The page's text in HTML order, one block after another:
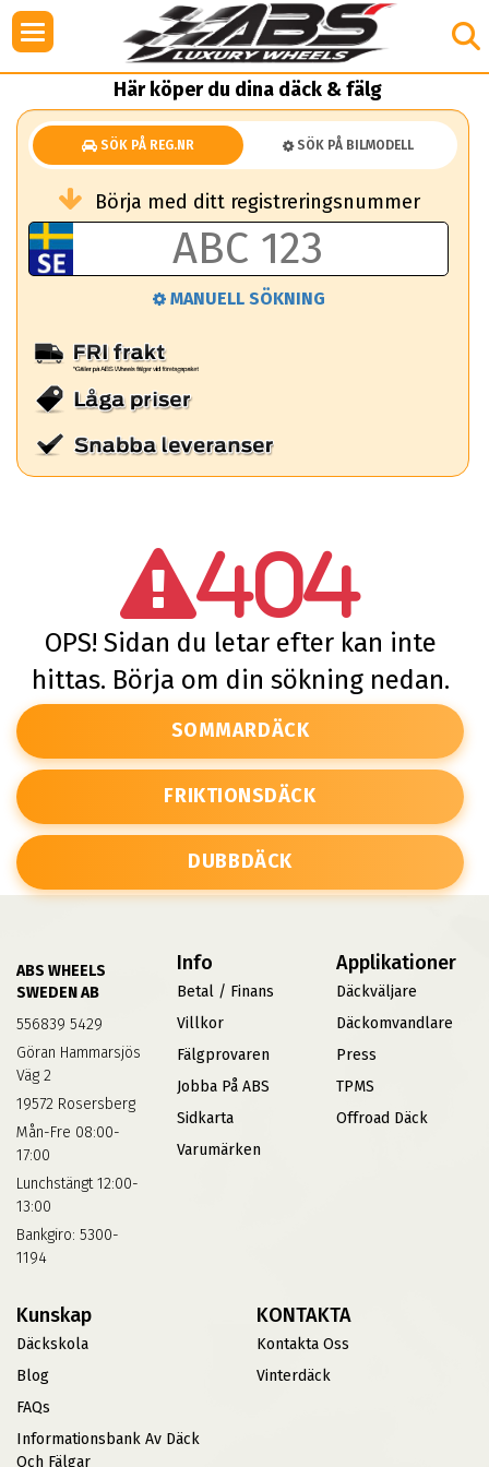
Här köper du dina däck & fälg
SÖK PÅ REG.NR SÖK PÅ BILMODELL
Börja med ditt registreringsnummer
MANUELL SÖKNING
404
OPS! Sidan du letar efter kan inte
hittas. Börja om din sökning nedan.
SOMMARDÄCK
FRIKTIONSDÄCK
DUBBDÄCK
ABS WHEELS
SWEDEN AB
556839 5429
Göran Hammarsjös
Väg 2
19572 Rosersberg
Mån-Fre 08:00-
17:00
Lunchstängt 12:00-
13:00
Bankgiro: 5300-
1194
Info
Betal / Finans
Villkor
Fälgprovaren
Jobba På ABS
Sidkarta
Varumärken
Applikationer
Däckväljare
Däckomvandlare
Press
TPMS
Offroad Däck
Kunskap
Däckskola
Blog
FAQs
Informationsbank Av Däck
Och Fälgar
KONTAKTA
Kontakta Oss
Vinterdäck